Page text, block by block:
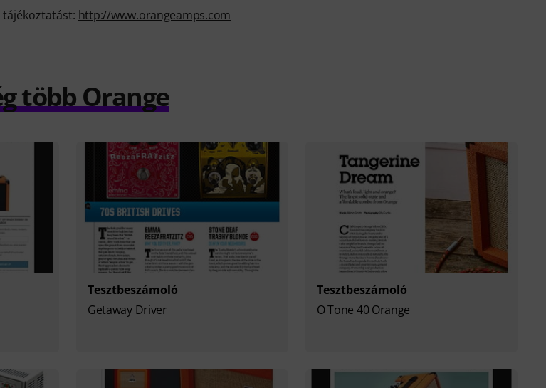
http://www.orangeamps.com
több Orange
Tesztbeszámoló
Getaway Driver
Tesztbeszámoló
O Tone 40 Orange